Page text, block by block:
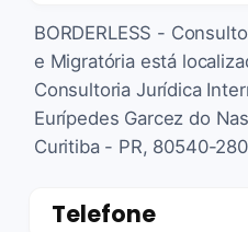
BORDERLESS -
e Migratória está
Consultoria Jurídica
Eurípedes Garcez do
Curitiba - PR, 80540-
Telefone